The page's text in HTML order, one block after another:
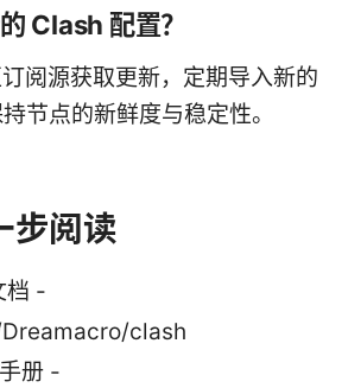
Clash 配置？
阅源获取更新，定期导入新的
节点的新鲜度与稳定性。
步阅读
档 -
clash
册 -